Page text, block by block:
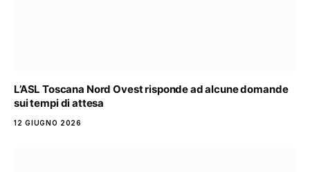
L’ASL Toscana Nord Ovest risponde ad alcune domande
sui tempi di attesa
12 GIUGNO 2026